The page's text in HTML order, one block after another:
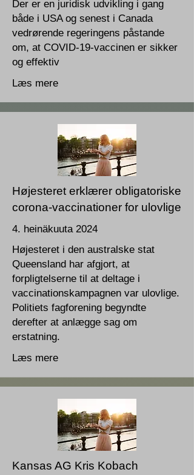
Der er en juridisk udvikling i gang
både i USA og senest i Canada
vedrørende regeringens påstande
om, at COVID-19-vaccinen er sikker
og effektiv
Læs mere
Højesteret erklærer obligatoriske
corona-vaccinationer for ulovlige
4. heinäkuuta 2024
Højesteret i den australske stat
Queensland har afgjort, at
forpligtelserne til at deltage i
vaccinationskampagnen var ulovlige.
Politiets fagforening begyndte
derefter at anlægge sag om
erstatning.
Læs mere
Kansas AG Kris Kobach